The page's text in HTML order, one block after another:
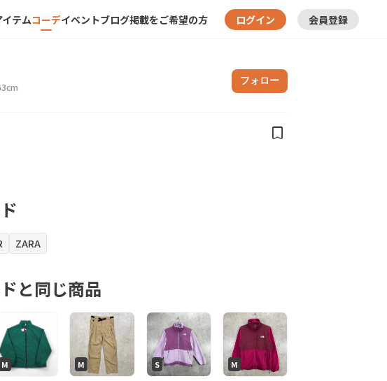
イテムコーデイベントブログ掲載をご希望の方 ログイン 会員登録
cm
フォロー
bookmark
ZARA
と同じ商品
M M S M